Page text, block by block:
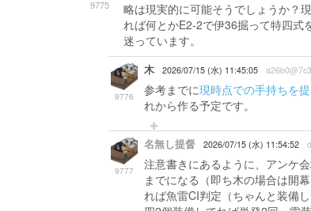
9775
略は現実的に可能そうでしょうか？
れば何とかE2-2で伊36掘って特四式
迷っています。
9776
木 2026/07/15 (水) 11:45:05
参考までに現時点での手持ちを
れから作る予定です。
9777
名無し提督 2026/07/15 (水) 11:54:52
注意書きにあるように、アンケ
までになる（即ち木の場合は開
れば魚雷CI判定（ちゃんと装備